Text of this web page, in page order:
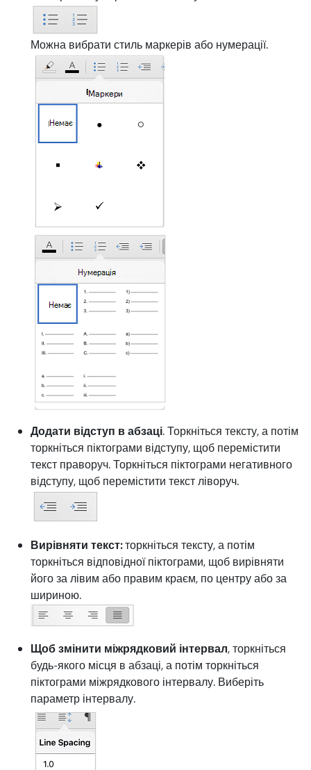
Можна вибрати стиль маркерів або нумерації.
Додати відступ в абзаці. Торкніться тексту, а потім
торкніться піктограми відступу, щоб перемістити
текст праворуч. Торкніться піктограми негативного
відступу, щоб перемістити текст ліворуч.
Вирівняти текст:торкніться тексту, а потім
торкніться відповідної піктограми, щоб вирівняти
його за лівим або правим краєм, по центру або за
шириною.
Щоб змінити міжрядковий інтервал, торкніться
будь-якого місця в абзаці, а потім торкніться
піктограми міжрядкового інтервалу. Виберіть
параметр інтервалу.